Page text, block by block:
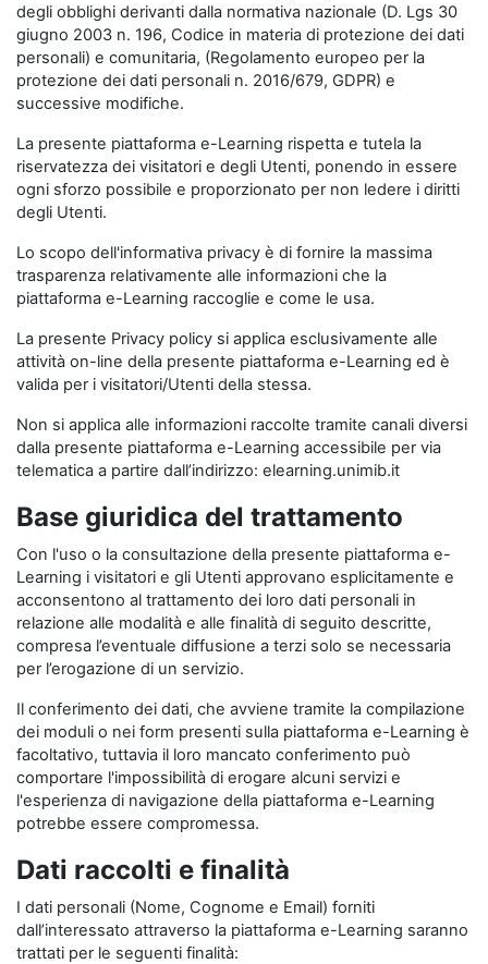
degli obblighi derivanti dalla normativa nazionale (D. Lgs 30
giugno 2003 n. 196, Codice in materia di protezione dei dati
personali) e comunitaria, (Regolamento europeo per la
protezione dei dati personali n. 2016/679, GDPR) e
successive modifiche.
La presente piattaforma e-Learning rispetta e tutela la
riservatezza dei visitatori e degli Utenti, ponendo in essere
ogni sforzo possibile e proporzionato per non ledere i diritti
degli Utenti.
Lo scopo dell'informativa privacy è di fornire la massima
trasparenza relativamente alle informazioni che la
piattaforma e-Learning raccoglie e come le usa.
La presente Privacy policy si applica esclusivamente alle
attività on-line della presente piattaforma e-Learning ed è
valida per i visitatori/Utenti della stessa.
Non si applica alle informazioni raccolte tramite canali diversi
dalla presente piattaforma e-Learning accessibile per via
telematica a partire dall’indirizzo: elearning.unimib.it
Base giuridica del trattamento
Con l'uso o la consultazione della presente piattaforma e-
Learning i visitatori e gli Utenti approvano esplicitamente e
acconsentono al trattamento dei loro dati personali in
relazione alle modalità e alle finalità di seguito descritte,
compresa l’eventuale diffusione a terzi solo se necessaria
per l’erogazione di un servizio.
Il conferimento dei dati, che avviene tramite la compilazione
dei moduli o nei form presenti sulla piattaforma e-Learning è
facoltativo, tuttavia il loro mancato conferimento può
comportare l'impossibilità di erogare alcuni servizi e
l'esperienza di navigazione della piattaforma e-Learning
potrebbe essere compromessa.
Dati raccolti e finalità
I dati personali (Nome, Cognome e Email) forniti
dall’interessato attraverso la piattaforma e-Learning saranno
trattati per le seguenti finalità: